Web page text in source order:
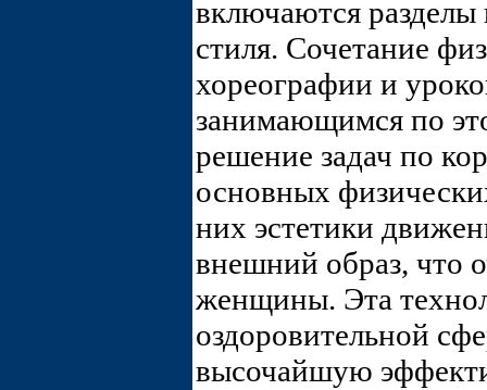
включаются
стиля. Сочетание
хореографии и
занимающимся по
решение задач по
основных
них эстетики
внешний образ, что
женщины. Эта
оздоровительной
высочайшую